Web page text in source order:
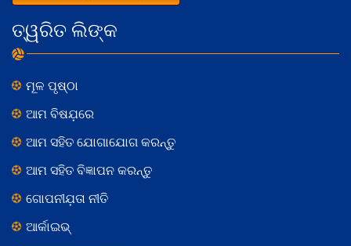
ତ୍ୱରିତ ଲିଙ୍କ
ମୂଳ ପୃଷ୍ଠା
ଆମ ବିଷଯ଼ରେ
ଆମ ସହିତ ଯୋଗାଯୋଗ କରନ୍ତୁ
ଆମ ସହିତ ବିଜ୍ଞାପନ କରନ୍ତୁ
ଗୋପନୀଯ଼ତା ନୀତି
ଆର୍କାଇଭ୍